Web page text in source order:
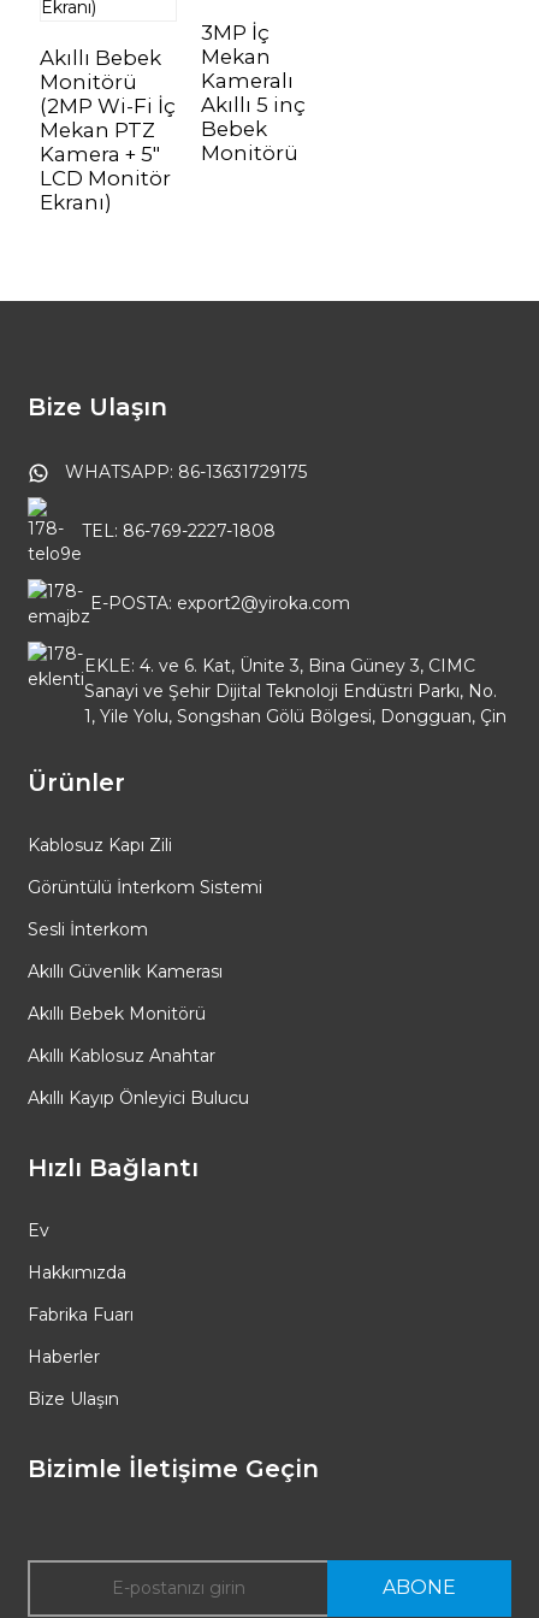
Akıllı Bebek
Monitörü
(2MP Wi-Fi İç
Mekan PTZ
Kamera + 5″
LCD Monitör
Ekranı)
3MP İç
Mekan
Kameralı
Akıllı 5 inç
Bebek
Monitörü
Bize Ulaşın
WHATSAPP: 86-13631729175
TEL: 86-769-2227-1808
E-POSTA: export2@yiroka.com
EKLE: 4. ve 6. Kat, Ünite 3, Bina Güney 3, CIMC
Sanayi ve Şehir Dijital Teknoloji Endüstri Parkı, No.
1, Yile Yolu, Songshan Gölü Bölgesi, Dongguan, Çin
Ürünler
Kablosuz Kapı Zili
Görüntülü İnterkom Sistemi
Sesli İnterkom
Akıllı Güvenlik Kamerası
Akıllı Bebek Monitörü
Akıllı Kablosuz Anahtar
Akıllı Kayıp Önleyici Bulucu
Hızlı Bağlantı
Ev
Hakkımızda
Fabrika Fuarı
Haberler
Bize Ulaşın
Bizimle İletişime Geçin
ABONE